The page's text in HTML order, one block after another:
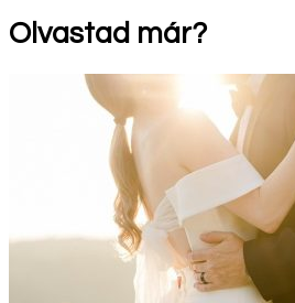
Olvastad már?